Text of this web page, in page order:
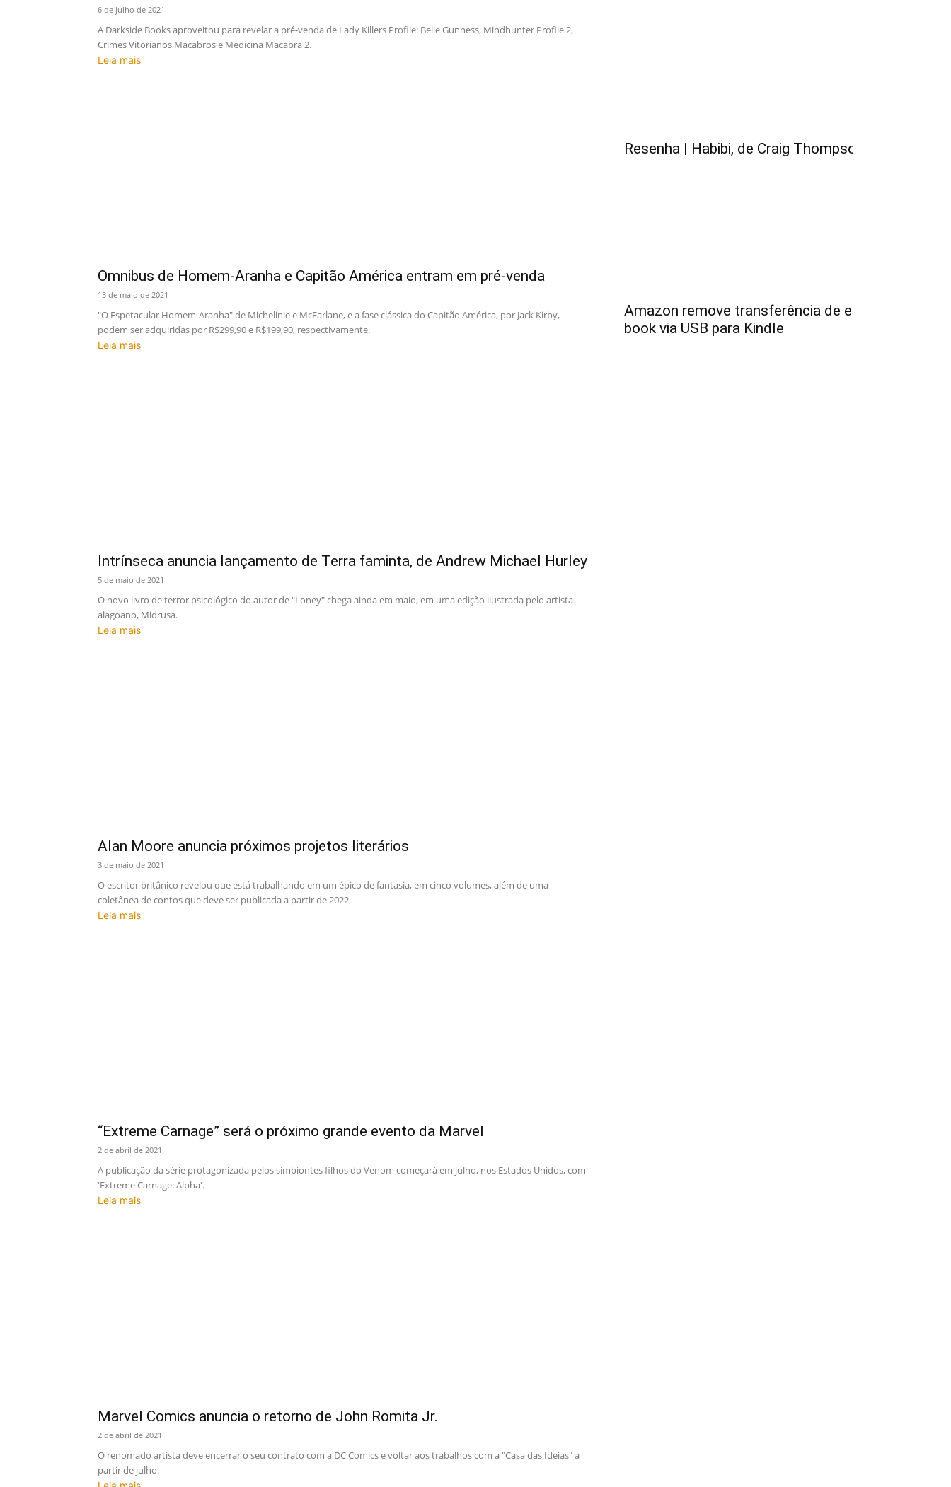
6 de julho de 2021
A Darkside Books aproveitou para revelar a pré-venda de Lady Killers Profile: Belle Gunness, Mindhunter Profile 2,
Crimes Vitorianos Macabros e Medicina Macabra 2.
Leia mais
Omnibus de Homem-Aranha e Capitão América entram em pré-venda
13 de maio de 2021
"O Espetacular Homem-Aranha" de Michelinie e McFarlane, e a fase clássica do Capitão América, por Jack Kirby,
podem ser adquiridas por R$299,90 e R$199,90, respectivamente.
Leia mais
Intrínseca anuncia lançamento de Terra faminta, de Andrew Michael Hurley
5 de maio de 2021
O novo livro de terror psicológico do autor de "Loney" chega ainda em maio, em uma edição ilustrada pelo artista
alagoano, Midrusa.
Leia mais
Alan Moore anuncia próximos projetos literários
3 de maio de 2021
O escritor britânico revelou que está trabalhando em um épico de fantasia, em cinco volumes, além de uma
coletânea de contos que deve ser publicada a partir de 2022.
Leia mais
“Extreme Carnage” será o próximo grande evento da Marvel
2 de abril de 2021
A publicação da série protagonizada pelos simbiontes filhos do Venom começará em julho, nos Estados Unidos, com
'Extreme Carnage: Alpha'.
Leia mais
Marvel Comics anuncia o retorno de John Romita Jr.
2 de abril de 2021
O renomado artista deve encerrar o seu contrato com a DC Comics e voltar aos trabalhos com a "Casa das Ideias" a
partir de julho.
Resenha | Habibi, de Craig Thompson
Amazon remove transferência de e-
book via USB para Kindle